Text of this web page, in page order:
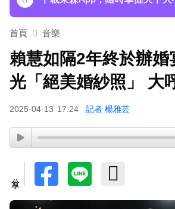
首頁 音樂
賴慧如隔2年終於辦婚
光「絕美婚紗照」 大
2025-04-13 17:24 記者 楊雅芸